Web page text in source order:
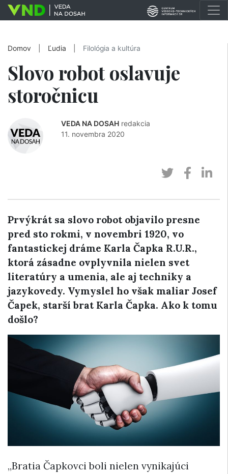
Domov Ľudia Filológia a kultúra
Slovo robot oslavuje
storočnicu
VEDA NA DOSAH redakcia
11. novembra 2020
Prvýkrát sa slovo robot objavilo presne
pred sto rokmi, v novembri 1920, vo
fantastickej dráme Karla Čapka R.U.R.,
ktorá zásadne ovplyvnila nielen svet
literatúry a umenia, ale aj techniky a
jazykovedy. Vymyslel ho však maliar Josef
Čapek, starší brat Karla Čapka. Ako k tomu
došlo?
„Bratia Čapkovci boli nielen vynikajúci